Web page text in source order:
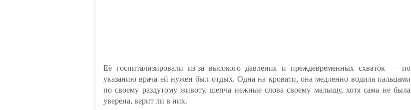
Её госпитализировали из-за высокого давления и преждевременных схваток — по
указанию врача ей нужен был отдых. Одна на кровати, она медленно водила пальцами
по своему раздутому животу, шепча нежные слова своему малышу, хотя сама не была
уверена, верит ли в них.